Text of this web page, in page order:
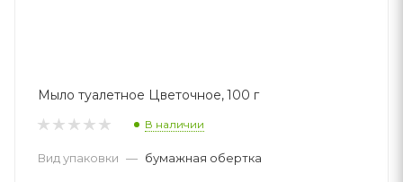
Мыло туалетное Цветочное, 100 г
В наличии
Вид упаковки — бумажная обертка